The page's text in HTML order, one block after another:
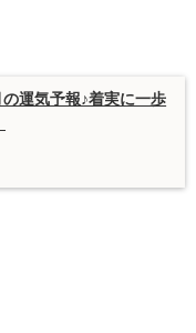
運気予報♪着実に一歩